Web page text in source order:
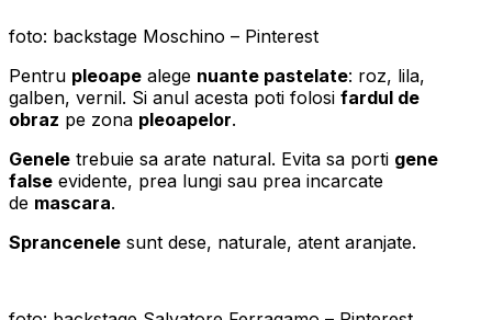
foto: backstage Moschino – Pinterest
Pentru pleoape alege nuante pastelate: roz, lila,
galben, vernil. Si anul acesta poti folosi fardul de
obraz pe zona pleoapelor.
Genele trebuie sa arate natural. Evita sa porti gene
false evidente, prea lungi sau prea incarcate
de mascara.
Sprancenele sunt dese, naturale, atent aranjate.